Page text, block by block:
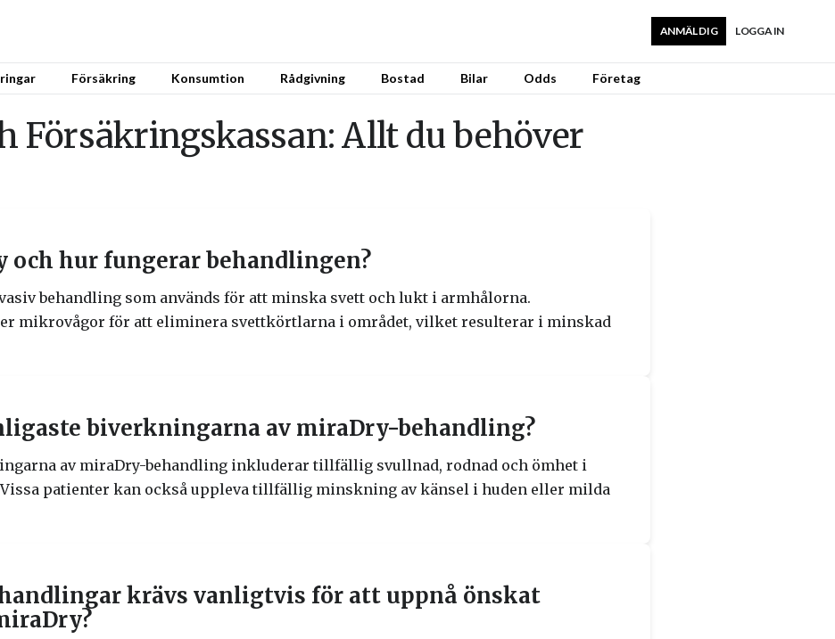
LOGGA IN
ANMÄL DIG
Försäkring Konsumtion Rådgivning Bostad Bilar Odds Företag
Försäkringskassan: Allt du behöver
och hur fungerar behandlingen?
behandling som används för att minska svett och lukt i armhålorna.
mikrovågor för att eliminera svettkörtlarna i området, vilket resulterar i minskad
biverkningarna av miraDry-behandling?
av miraDry-behandling inkluderar tillfällig svullnad, rodnad och ömhet i
patienter kan också uppleva tillfällig minskning av känsel i huden eller milda
krävs vanligtvis för att uppnå önskat